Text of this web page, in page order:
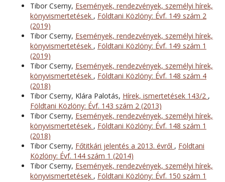
Tibor Cserny, Események, rendezvények, személyi hírek,
könyvismertetések , Földtani Közlöny: Évf. 149 szám 2
(2019)
Tibor Cserny, Események, rendezvények, személyi hírek,
könyvismertetések , Földtani Közlöny: Évf. 149 szám 1
(2019)
Tibor Cserny, Események, rendezvények, személyi hírek,
könyvismertetések , Földtani Közlöny: Évf. 148 szám 4
(2018)
Tibor Cserny, Klára Palotás, Hírek, ismertetések 143/2 ,
Földtani Közlöny: Évf. 143 szám 2 (2013)
Tibor Cserny, Események, rendezvények, személyi hírek,
könyvismertetések , Földtani Közlöny: Évf. 148 szám 1
(2018)
Tibor Cserny, Főtitkári jelentés a 2013. évről , Földtani
Közlöny: Évf. 144 szám 1 (2014)
Tibor Cserny, Események, rendezvények, személyi hírek,
könyvismertetések , Földtani Közlöny: Évf. 150 szám 1